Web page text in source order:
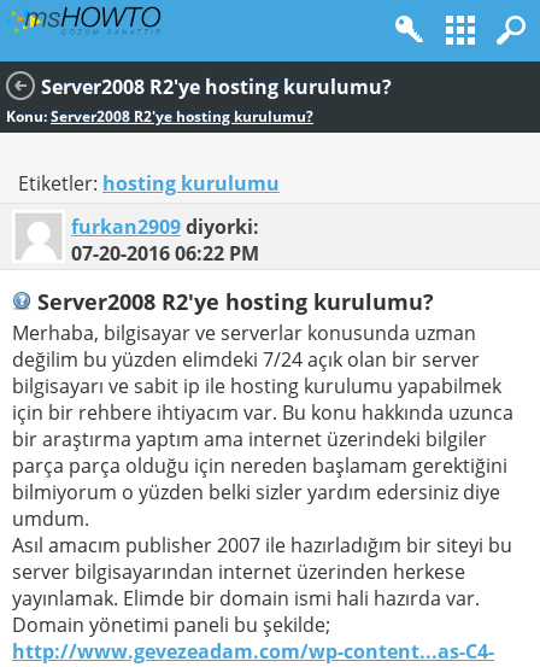
Server2008 R2'ye hosting kurulumu?
Konu:Server2008 R2'ye hosting kurulumu?
Etiketler: hosting kurulumu
furkan2909diyorki:
07-20-201606:22 PM
Server2008 R2'ye hosting kurulumu?
Merhaba, bilgisayar ve serverlar konusunda uzman
değilim bu yüzden elimdeki 7/24 açık olan bir server
bilgisayarı ve sabit ip ile hosting kurulumu yapabilmek
için bir rehbere ihtiyacım var. Bu konu hakkında uzunca
bir araştırma yaptım ama internet üzerindeki bilgiler
parça parça olduğu için nereden başlamam gerektiğini
bilmiyorum o yüzden belki sizler yardım edersiniz diye
umdum.
Asıl amacım publisher 2007 ile hazırladığım bir siteyi bu
server bilgisayarından internet üzerinden herkese
yayınlamak. Elimde bir domain ismi hali hazırda var.
Domain yönetimi paneli bu şekilde;
http://www.gevezeadam.com/wp-content...as-C4-